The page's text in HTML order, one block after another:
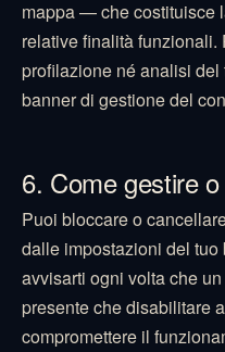
mappa — che costituisce
relative finalità
profilazione né analisi
banner di gestione del
6. Come gestire
Puoi bloccare o
dalle impostazioni del
avvisarti ogni volta che
presente che disabilitare
compromettere il